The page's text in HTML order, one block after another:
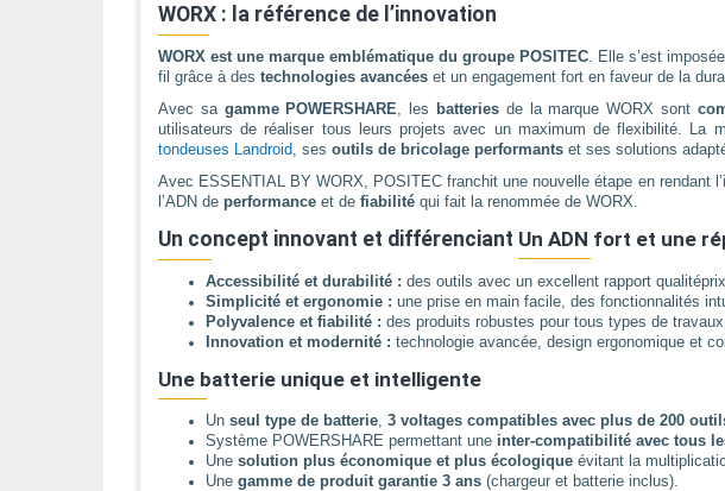
WORX : la référence de l’innovation
WORX est une marque emblématique du groupe POSITEC. Elle s’est
fil grâce à des technologies avancées et un engagement fort en faveur de la
Avec sa gamme POWERSHARE, les batteriesde la marque WORX sont
utilisateurs de réaliser tous leurs projets avec un maximum de flexibilité. La
tondeuses Landroid, ses outils de bricolage performants et ses solutions
Avec ESSENTIAL BY WORX, POSITEC franchit une nouvelle étape en rendant
l’ADN de performance et de fiabilité qui fait la renommée de WORX.
Un concept innovant et différenciant Un ADN fort et une
Accessibilité et durabilité : des outils avec un excellent rapport
Simplicité et ergonomie : une prise en main facile, des fonctionnalités
Polyvalence et fiabilité : des produits robustes pour tous types de
Innovation et modernité : technologie avancée, design ergonomique et
Une batterie unique et intelligente
Un seul type de batterie, 3 voltages compatibles avec plus de 200
Système POWERSHARE permettant une inter-compatibilité avec tous
Une solution plus économique et plus écologique évitant la
Une gamme de produit garantie 3 ans (chargeur et batterie inclus).